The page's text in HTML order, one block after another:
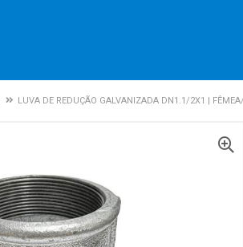
LUVA DE REDUÇÃO GALVANIZADA DN1.1/2X1 |